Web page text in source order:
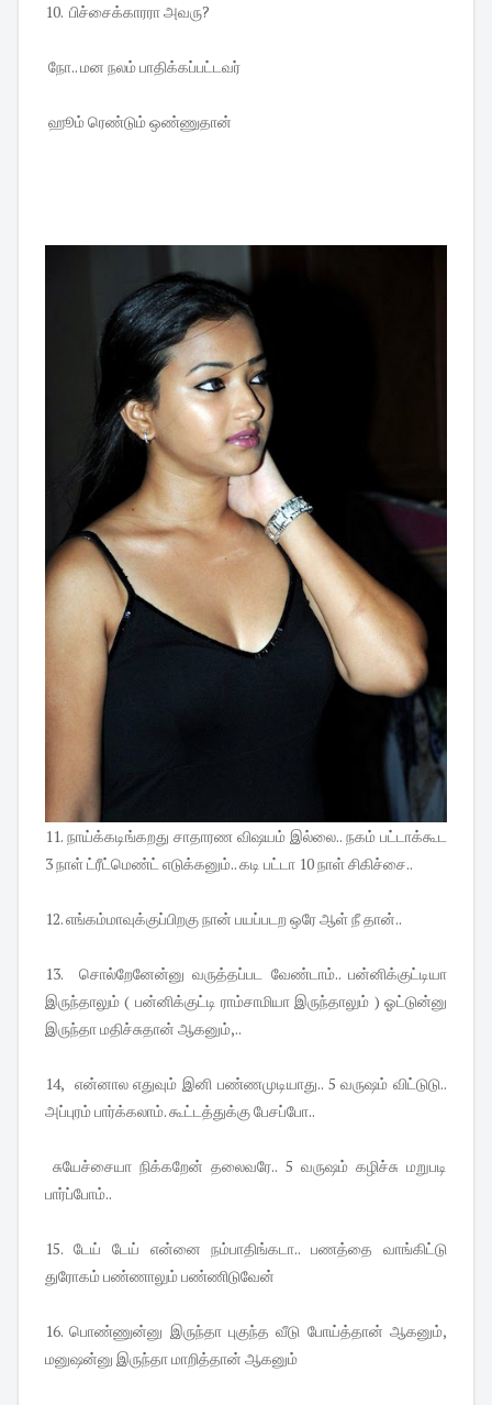
10. பிச்சைக்காரரா அவரு?
நோ.. மன நலம் பாதிக்கப்பட்டவர்
ஹூம் ரெண்டும் ஒண்ணுதான்
11. நாய்க்கடிங்கறது சாதாரண விஷயம் இல்லை.. நகம் பட்டாக்கூட
3 நாள் ட்ரீட்மெண்ட் எடுக்கனும்.. கடி பட்டா 10 நாள் சிகிச்சை..
12. எங்கம்மாவுக்குப்பிறகு நான் பயப்படற ஒரே ஆள் நீ தான்..
13. சொல்றேனேன்னு வருத்தப்பட வேண்டாம்.. பன்னிக்குட்டியா
இருந்தாலும் ( பன்னிக்குட்டி ராம்சாமியா இருந்தாலும் ) ஓட்டுன்னு
இருந்தா மதிச்சுதான் ஆகனும்,..
14, என்னால எதுவும் இனி பண்ணமுடியாது.. 5 வருஷம் விட்டுடு..
அப்புரம் பார்க்கலாம். கூட்டத்துக்கு பேசப்போ..
சுயேச்சையா நிக்கறேன் தலைவரே.. 5 வருஷம் கழிச்சு மறுபடி
பார்ப்போம்..
15. டேய் டேய் என்னை நம்பாதிங்கடா.. பணத்தை வாங்கிட்டு
துரோகம் பண்ணாலும் பண்ணிடுவேன்
16. பொண்ணுன்னு இருந்தா புகுந்த வீடு போய்த்தான் ஆகனும்,
மனுஷன்னு இருந்தா மாறித்தான் ஆகனும்